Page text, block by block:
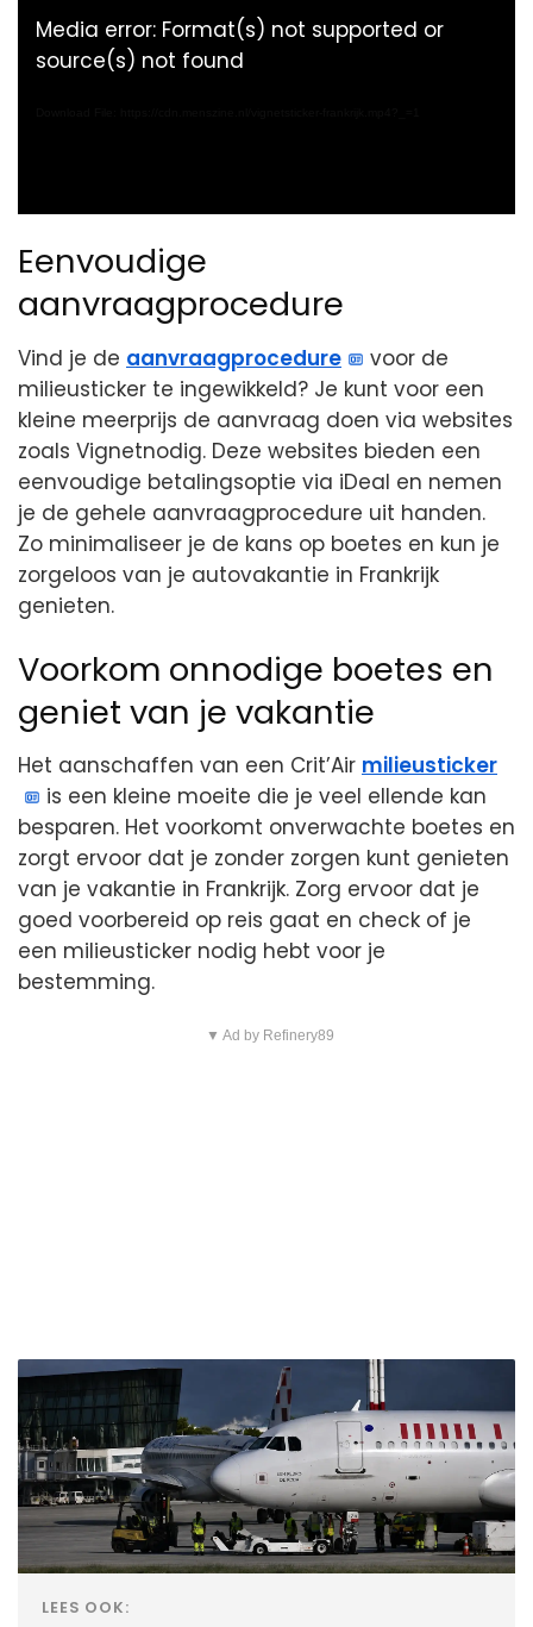
Media error: Format(s) not supported or
source(s) not found
Eenvoudige
aanvraagprocedure
Vind je de aanvraagprocedure
voor de
milieusticker te ingewikkeld? Je kunt voor een
kleine meerprijs de aanvraag doen via websites
zoals Vignetnodig. Deze websites bieden een
eenvoudige betalingsoptie via iDeal en nemen
je de gehele aanvraagprocedure uit handen.
Zo minimaliseer je de kans op boetes en kun je
zorgeloos van je autovakantie in Frankrijk
genieten.
Voorkom onnodige boetes en
geniet van je vakantie
Het aanschaffen van een Crit’Air milieusticker
is een kleine moeite die je veel ellende kan
besparen. Het voorkomt onverwachte boetes en
zorgt ervoor dat je zonder zorgen kunt genieten
van je vakantie in Frankrijk. Zorg ervoor dat je
goed voorbereid op reis gaat en check of je
een milieusticker nodig hebt voor je
bestemming.
▼ Ad by Refinery89
LEES OOK: